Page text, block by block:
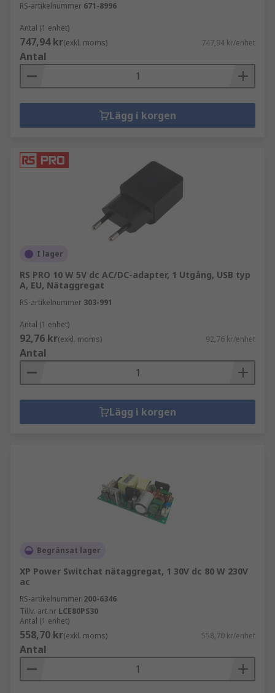
RS-artikelnummer 671-8996
Antal (1 enhet)
747,94 kr(exkl. moms) 747,94 kr/enhet
Antal
Lägg i korgen
I lager
RS PRO 10 W 5V dc AC/DC-adapter, 1 Utgång, USB typ
A, EU, Nätaggregat
RS-artikelnummer 303-991
Antal (1 enhet)
92,76 kr(exkl. moms) 92,76 kr/enhet
Antal
Lägg i korgen
Begränsat lager
XP Power Switchat nätaggregat, 1 30V dc 80 W 230V
ac
RS-artikelnummer 200-6346
Tillv. art.nr LCE80PS30
Antal (1 enhet)
558,70 kr(exkl. moms) 558,70 kr/enhet
Antal